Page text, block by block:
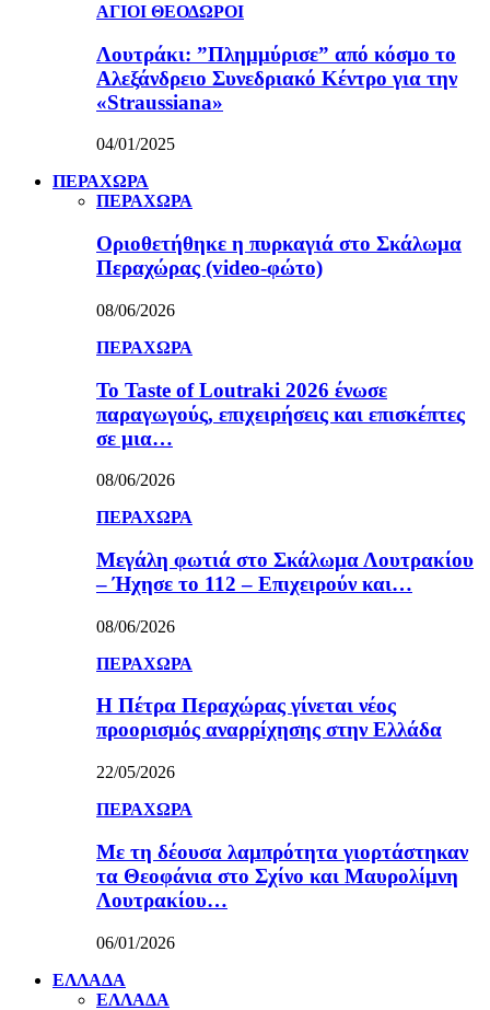
ΑΓΙΟΙ ΘΕΟΔΩΡΟΙ
Λουτράκι: ”Πλημμύρισε” από κόσμο το
Αλεξάνδρειο Συνεδριακό Κέντρο για την
«Straussiana»
04/01/2025
ΠΕΡΑΧΩΡΑ
ΠΕΡΑΧΩΡΑ
Οριοθετήθηκε η πυρκαγιά στο Σκάλωμα
Περαχώρας (video-φώτο)
08/06/2026
ΠΕΡΑΧΩΡΑ
Το Taste of Loutraki 2026 ένωσε
παραγωγούς, επιχειρήσεις και επισκέπτες
σε μια…
08/06/2026
ΠΕΡΑΧΩΡΑ
Μεγάλη φωτιά στο Σκάλωμα Λουτρακίου
– Ήχησε το 112 – Επιχειρούν και…
08/06/2026
ΠΕΡΑΧΩΡΑ
Η Πέτρα Περαχώρας γίνεται νέος
προορισμός αναρρίχησης στην Ελλάδα
22/05/2026
ΠΕΡΑΧΩΡΑ
Με τη δέουσα λαμπρότητα γιορτάστηκαν
τα Θεοφάνια στο Σχίνο και Μαυρολίμνη
Λουτρακίου…
06/01/2026
ΕΛΛΑΔΑ
ΕΛΛΑΔΑ